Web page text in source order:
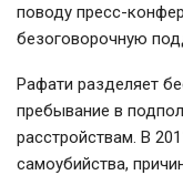
поводу пресс-
безоговорочную
Рафати разделяет
пребывание в
расстройствам. В
самоубийства,